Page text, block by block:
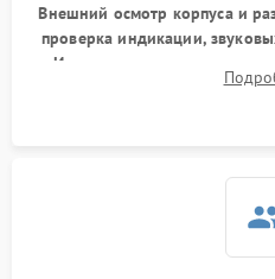
Внешний осмотр корпуса и
проверка индикации,
Измерение входного и
реакции ИБП на